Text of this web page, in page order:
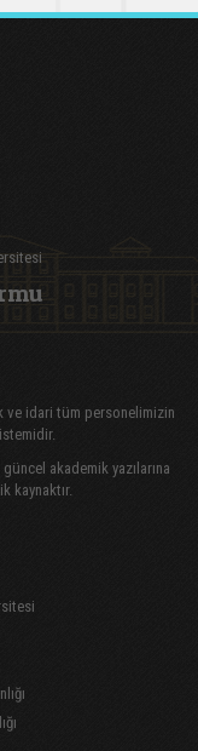
ve idari tüm personelimizin
akademik yazılarına
kaynaktır.